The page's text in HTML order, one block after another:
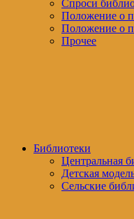
Спроси
Положение о
Положение о
Прочее
Библиотеки
Центральная
Детская
Сельские